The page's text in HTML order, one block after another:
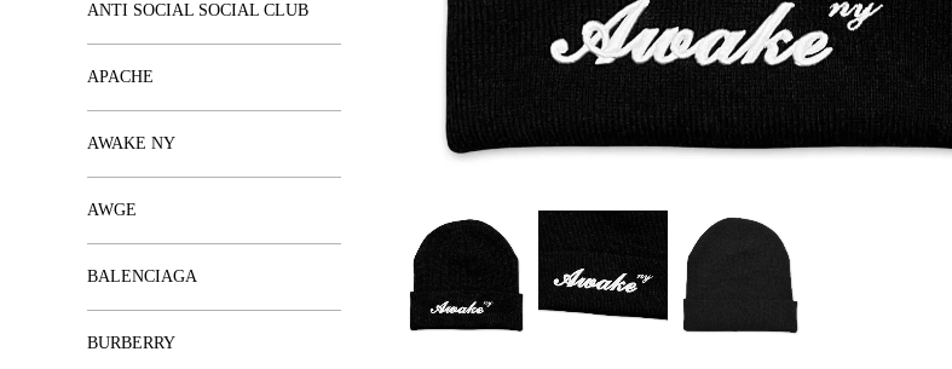
ANTI SOCIAL SOCIAL CLUB
APACHE
AWAKE NY
AWGE
BALENCIAGA
BURBERRY